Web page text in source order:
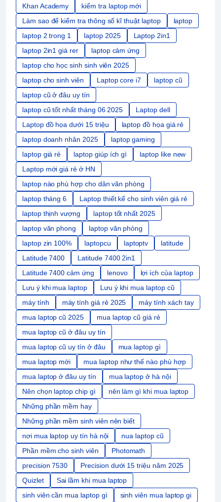
Khan Academy
kiểm tra laptop mới
Làm sao để kiểm tra thông số kĩ thuật laptop
laptop
laptop 2 trong 1
laptop 2025
Laptop 2in1
laptop 2in1 giá rer
laptop cảm ứng
laptop cho học sinh sinh viên 2025
laptop cho sinh viên
Laptop core i7
laptop cũ
laptop cũ ở đâu uy tín
laptop cũ tốt nhất tháng 06 2025
Laptop dell
Laptop đồ họa dưới 15 triệu
laptop đồ họa giá rẻ
laptop doanh nhân 2025
laptop gaming
laptop giá rẻ
laptop giúp ích gì
laptop like new
Laptop mới giá rẻ ở HN
laptop nào phù hợp cho dân văn phòng
laptop tháng 6
Laptop thiết kế cho sinh viên giá rẻ
laptop thịnh vượng
laptop tốt nhất 2025
laptop văn phong
laptop văn phòng
laptop zin 100%
laptopcu laptoptv
latitude
Latitude 7400
Latitude 7400 2in1
Latitude 7400 cảm ứng
lenovo
lợi ích của laptop
Lưu ý khi mua laptop
Lưu ý khi mua laptop cũ
máy tính
máy tính giá rẻ 2025
máy tính xách tay
mua laptop cũ 2025
mua laptop cũ giá rẻ
mua laptop cũ ở đâu uy tín
mua laptop cũ uy tín ở đâu
mua laptop gì
mua laptop mới
mua laptop như thế nào phù hợp
mua laptop ở đâu uy tín
mua laptop ở hà nội
Nên chọn laptop chip gì
nên làm gì khi mua laptop
Những phần mềm hay
Những phần mềm sinh viên nên biết
nơi mua laptop uy tín hà nội
nua laptop cũ
Phần mềm cho sinh viên
Photomath
precision 7530
Precision dưới 15 triệu năm 2025
Quizlet
Sai lầm khi mua laptop
sinh viên cần mua laptop gì
sinh viên mua laptop gi